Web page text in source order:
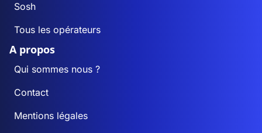
Sosh
Tous les opérateurs
A propos
Qui sommes nous ?
Contact
Mentions légales